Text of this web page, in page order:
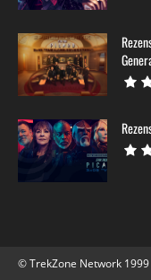
© TrekZone Network